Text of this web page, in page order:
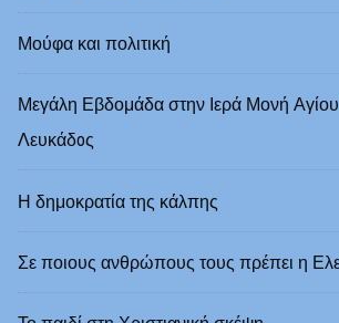
Μούφα και πολιτική
Μεγάλη Εβδομάδα στην Ιερά Μονή
Λευκάδoς
Η δημοκρατία της κάλπης
Σε ποιους ανθρώπους τους πρέπει η